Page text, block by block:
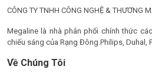
SL-DL371 P65 – P300 CỦA
CÔNG TY TNHH CÔNG NGHỆ & THƯƠNG
Megaline là nhà phân phối chính thức
chiếu sáng của Rạng Đông.Philips, Duhal,
Về Chúng Tôi